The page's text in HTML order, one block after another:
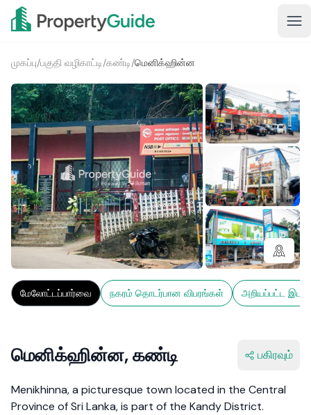
முகப்பு/பகுதி வழிகாட்டி/கண்டி/மெனிக்ஹின்ன
2+
மேலோட்டப்பார்வை நகரம் தொடர்பான விபரங்கள் அறியப்பட்ட
மெனிக்ஹின்ன, கண்டி பகிரவும்
Menikhinna, a picturesque town located in the Central
Province of Sri Lanka, is part of the Kandy District.